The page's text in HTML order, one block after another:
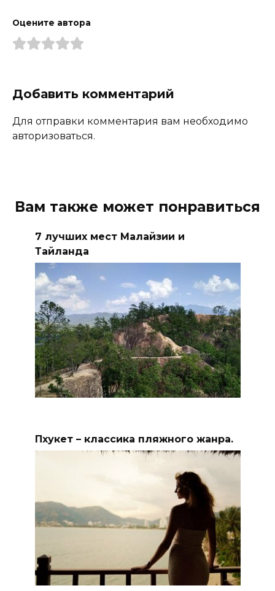
Оцените автора
Добавить комментарий
Для отправки комментария вам необходимо
авторизоваться.
Вам также может понравиться
7 лучших мест Малайзии и
Тайланда
Пхукет – классика пляжного жанра.